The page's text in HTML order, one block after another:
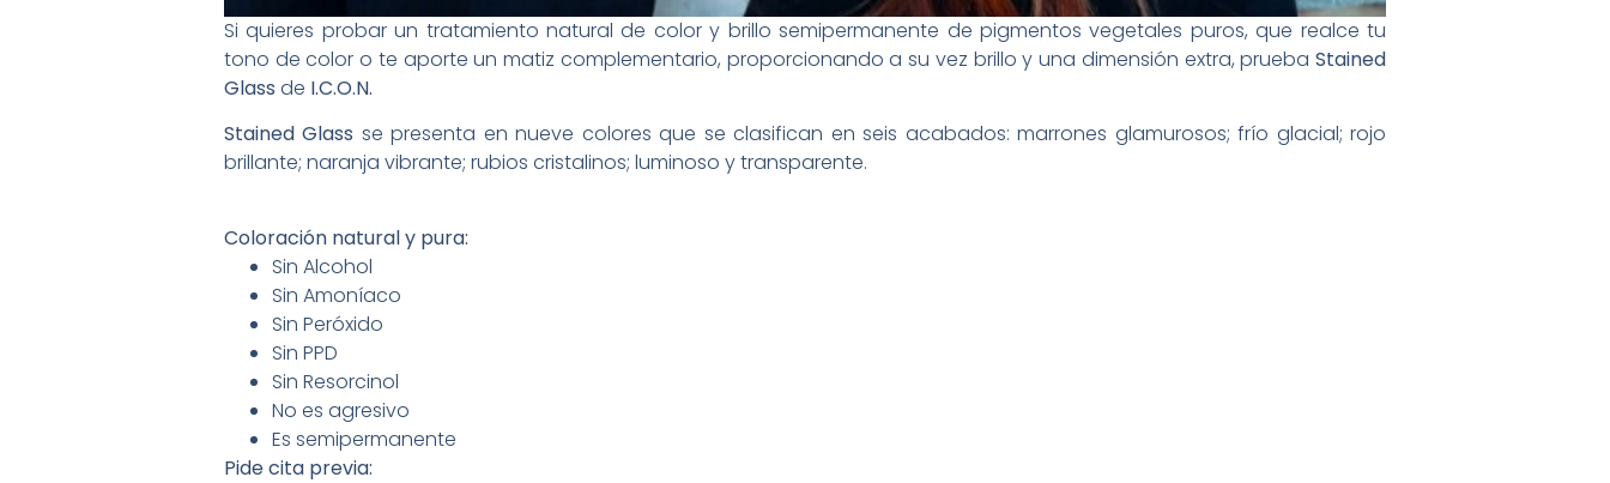
Si quieres probar un tratamiento natural de color y brillo semipermanente de pigmentos vegetales puros, que realce tu
tono de color o te aporte un matiz complementario, proporcionando a su vez brillo y una dimensión extra, prueba Stained
Glass de I.C.O.N.
Stained Glass se presenta en nueve colores que se clasifican en seis acabados: marrones glamurosos; frío glacial; rojo
brillante; naranja vibrante; rubios cristalinos; luminoso y transparente.
Coloración natural y pura:
Sin Alcohol
Sin Amoníaco
Sin Peróxido
Sin PPD
Sin Resorcinol
No es agresivo
Es semipermanente
Pide cita previa: